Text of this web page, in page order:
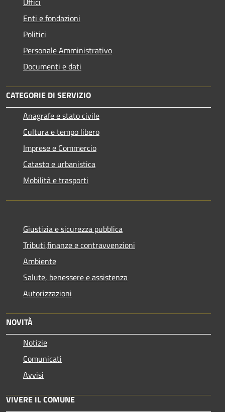
Enti e fondazioni
Politici
Personale Amministrativo
Documenti e dati
CATEGORIE DI SERVIZIO
Anagrafe e stato civile
Cultura e tempo libero
Imprese e Commercio
Catasto e urbanistica
Mobilità e trasporti
Giustizia e sicurezza pubblica
Tributi,finanze e contravvenzioni
Ambiente
Salute, benessere e assistenza
Autorizzazioni
NOVITÀ
Notizie
Comunicati
Avvisi
VIVERE IL COMUNE